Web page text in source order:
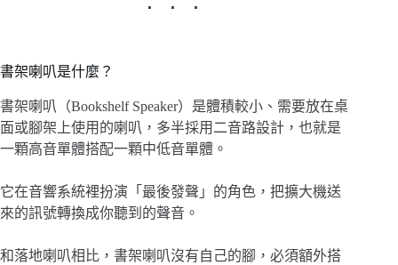
書架喇叭是什麼？
書架喇叭（Bookshelf Speaker）是體積較小、需要放在桌
面或腳架上使用的喇叭，多半採用二音路設計，也就是
一顆高音單體搭配一顆中低音單體。
它在音響系統裡扮演「最後發聲」的角色，把擴大機送
來的訊號轉換成你聽到的聲音。
和落地喇叭相比，書架喇叭沒有自己的腳，必須額外搭